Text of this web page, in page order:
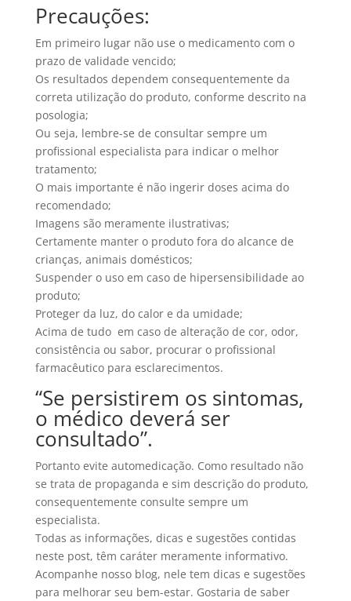
Precauções:
Em primeiro lugar não use o medicamento com o
prazo de validade vencido;
Os resultados dependem consequentemente da
correta utilização do produto, conforme descrito na
posologia;
Ou seja, lembre-se de consultar sempre um
profissional especialista para indicar o melhor
tratamento;
O mais importante é não ingerir doses acima do
recomendado;
Imagens são meramente ilustrativas;
Certamente manter o produto fora do alcance de
crianças, animais domésticos;
Suspender o uso em caso de hipersensibilidade ao
produto;
Proteger da luz, do calor e da umidade;
Acima de tudo em caso de alteração de cor, odor,
consistência ou sabor, procurar o profissional
farmacêutico para esclarecimentos.
“Se persistirem os sintomas,
o médico deverá ser
consultado”.
Portanto evite automedicação. Como resultado não
se trata de propaganda e sim descrição do produto,
consequentemente consulte sempre um
especialista.
Todas as informações, dicas e sugestões contidas
neste post, têm caráter meramente informativo.
Acompanhe nosso blog, nele tem dicas e sugestões
para melhorar seu bem-estar. Gostaria de saber